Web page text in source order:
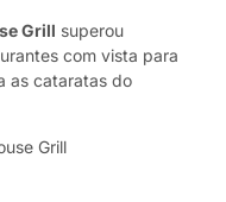
Grill superou
com vista para
as cataratas do
Grill